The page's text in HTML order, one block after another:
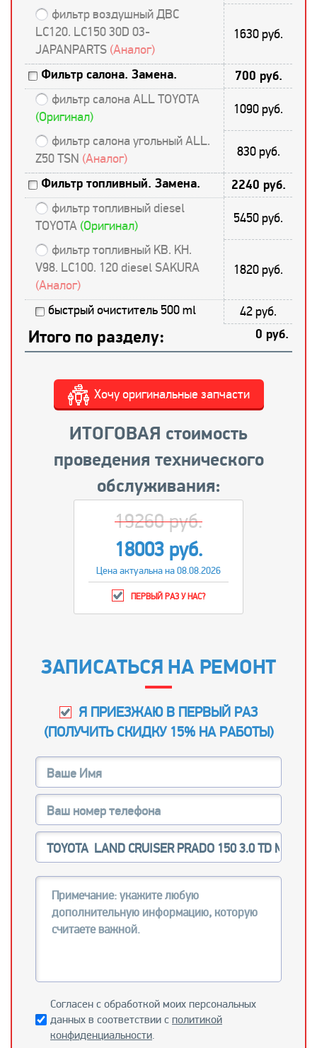
фильтр воздушный ДВС
LC120. LC150 30D 03-
JAPANPARTS (Аналог)
1630 руб.
Фильтр салона. Замена. 700 руб.
фильтр салона ALL TOYOTA
(Оригинал)
1090 руб.
фильтр салона угольный ALL.
Z50 TSN (Аналог) 830 руб.
Фильтр топливный. Замена. 2240 руб.
фильтр топливный diesel
TOYOTA (Оригинал) 5450 руб.
фильтр топливный KB. KH.
V98. LC100. 120 diesel SAKURA
(Аналог)
1820 руб.
быстрый очиститель 500 ml 42 руб.
Итого по разделу: 0 руб.
ИТОГОВАЯ стоимость
проведения технического
обслуживания:
Хочу оригинальные запчасти
19260 руб.
18003 руб.
Цена актуальна на 08.08.2026
ПЕРВЫЙ РАЗ У НАС?
ЗАПИСАТЬСЯ НА РЕМОНТ
Я ПРИЕЗЖАЮ В ПЕРВЫЙ РАЗ
(ПОЛУЧИТЬ СКИДКУ 15% НА РАБОТЫ)
Согласен с обработкой моих персональных
данных в соответствии с политикой
конфиденциальности.